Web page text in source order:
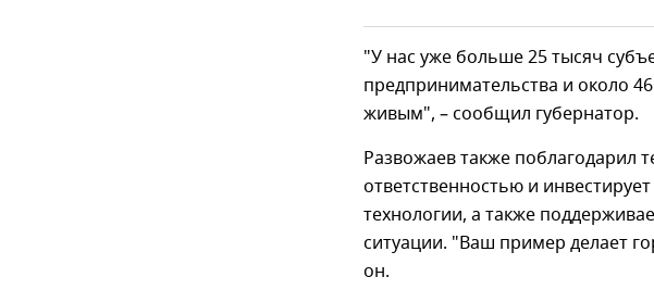
"У нас уже больше 25 тысяч
предпринимательства и около
живым", – сообщил губернатор.
Развожаев также поблагодарил
ответственностью и
технологии, а также
ситуации. "Ваш пример делает
он.